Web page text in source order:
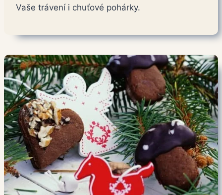
Vaše trávení i chuťové pohárky.